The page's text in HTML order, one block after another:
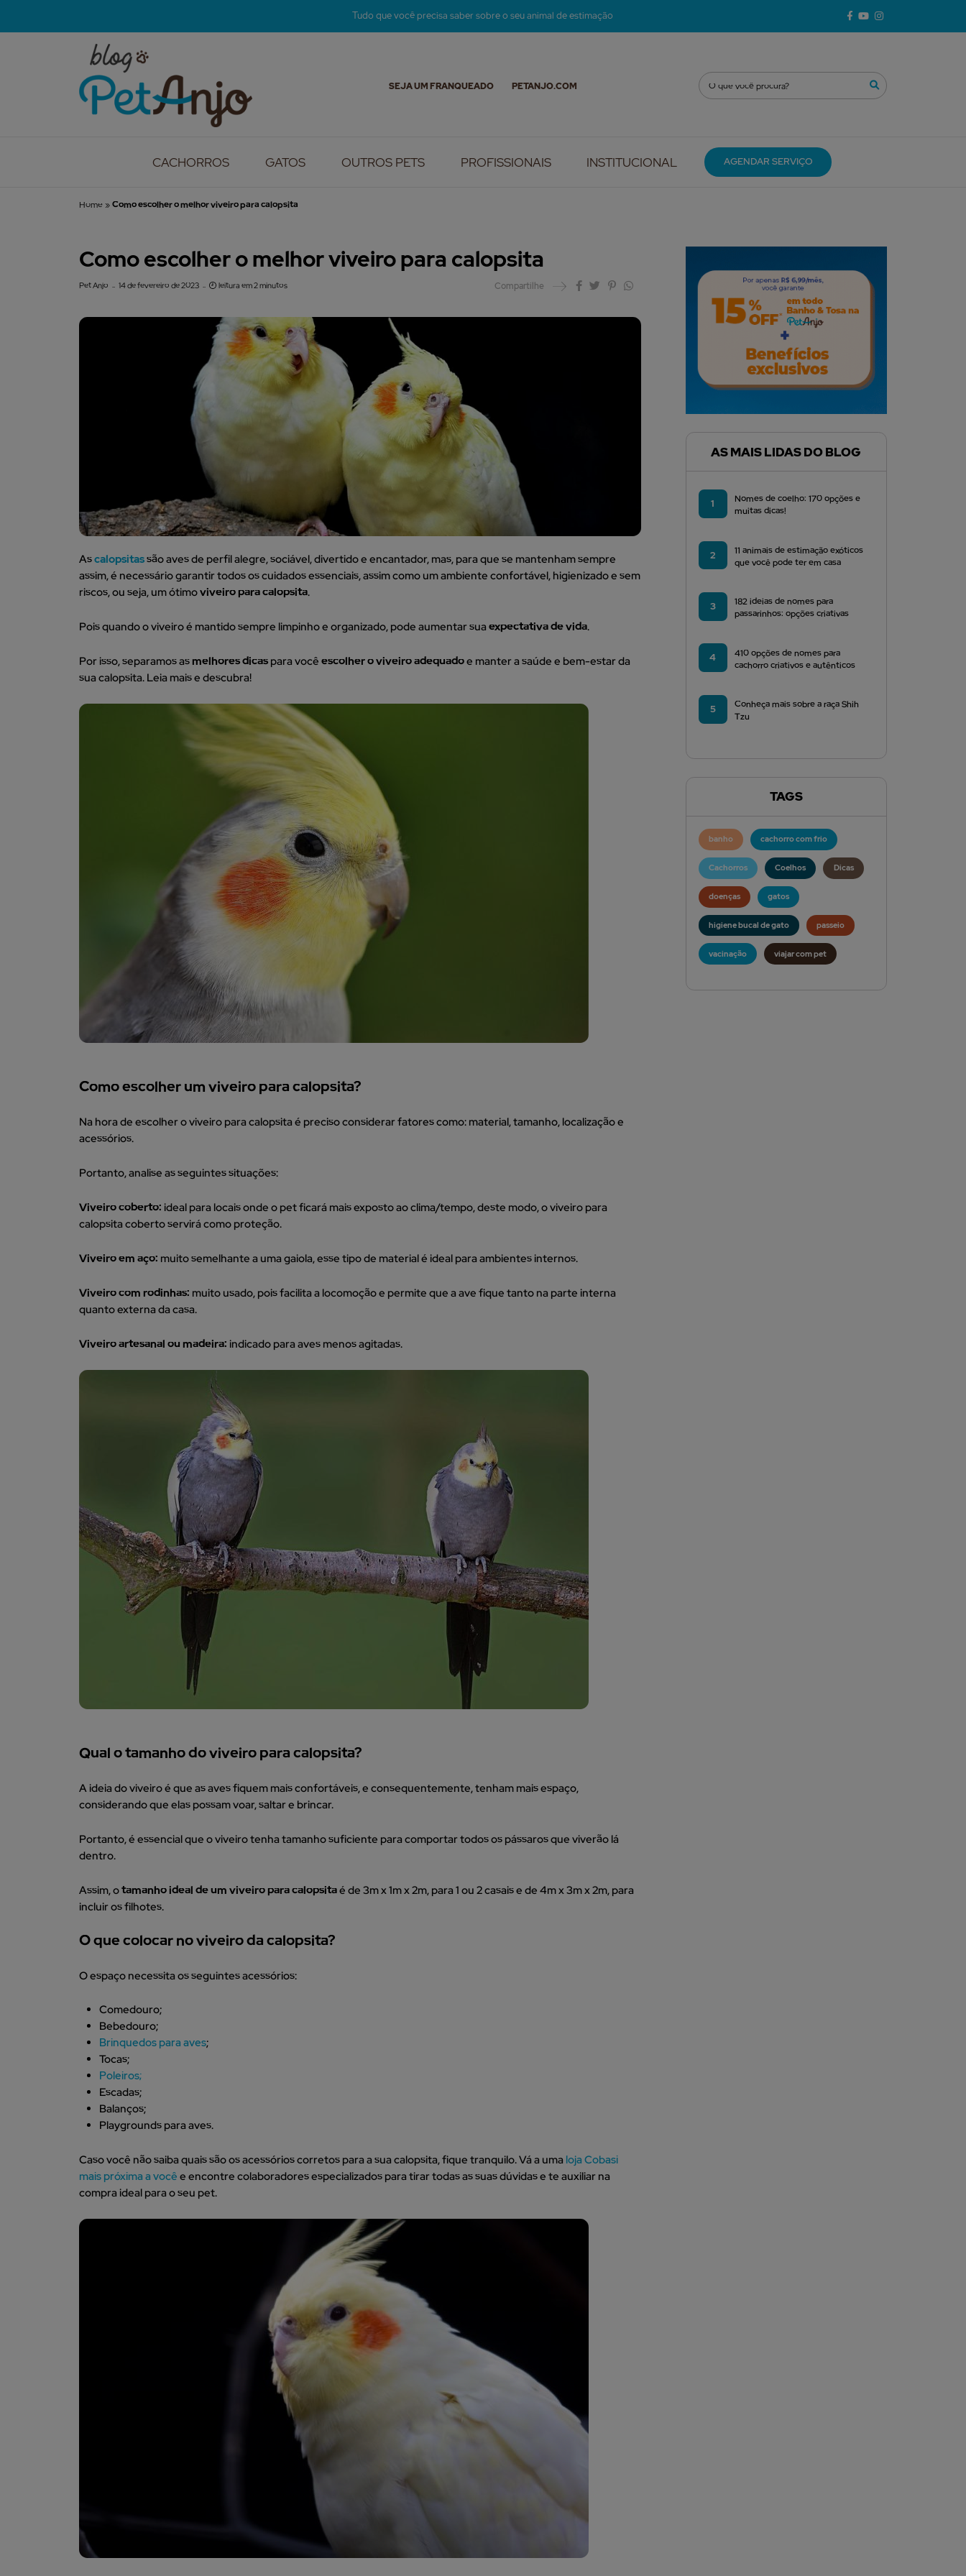
Tudo que você precisa saber sobre o seu animal de estimação
SEJA UM FRANQUEADO PETANJO.COM
CACHORROS GATOS OUTROS PETS PROFISSIONAIS INSTITUCIONAL AGENDAR SERVIÇO
Home »Como escolher o melhor viveiro para calopsita
Como escolher o melhor viveiro para calopsita
Pet Anjo 14 de fevereiro de 2023 leitura em 2 minutos Compartilhe
Ascalopsitassão aves de perfil alegre, sociável, divertido e encantador, mas, para que se mantenham sempre
assim, é necessário garantir todos os cuidados essenciais, assim como um ambiente confortável, higienizado e sem
riscos, ou seja, um ótimoviveiro para calopsita.
Pois quando o viveiro é mantido sempre limpinho e organizado, pode aumentar suaexpectativa de vida.
Por isso, separamos asmelhores dicas para vocêescolher o viveiro adequadoe manter a saúde e bem-estar da
sua calopsita. Leia mais e descubra!
Como escolher um viveiro para calopsita?
Na hora de escolher o viveiro para calopsita é preciso considerar fatores como: material, tamanho, localização e
acessórios.
Portanto, analise as seguintes situações:
Viveiro coberto: ideal para locais onde o pet ficará mais exposto ao clima/tempo, deste modo, o viveiro para
calopsita coberto servirá como proteção.
Viveiro em aço: muito semelhante a uma gaiola, esse tipo de material é ideal para ambientes internos.
Viveiro com rodinhas: muito usado, pois facilita a locomoção e permite que a ave fique tanto na parte interna
quanto externa da casa.
Viveiro artesanal ou madeira: indicado para aves menos agitadas.
Qual o tamanho do viveiro para calopsita?
A ideia do viveiro é que as aves fiquem mais confortáveis, e consequentemente, tenham mais espaço,
considerando que elas possam voar, saltar e brincar.
Portanto, é essencial que o viveiro tenha tamanho suficiente para comportar todos os pássaros que viverão lá
dentro.
Assim, otamanho ideal de um viveiro para calopsitaé de 3m x 1m x 2m, para 1 ou 2 casais e de 4m x 3m x 2m, para
incluir os filhotes.
O que colocar no viveiro da calopsita?
O espaço necessita os seguintes acessórios:
Comedouro;
Bebedouro;
Brinquedos para aves;
Tocas;
Poleiros;
Escadas;
Balanços;
Playgrounds para aves.
Caso você não saiba quais são os acessórios corretos para a sua calopsita, fique tranquilo. Vá a uma loja Cobasi
mais próxima a você e encontre colaboradores especializados para tirar todas as suas dúvidas e te auxiliar na
compra ideal para o seu pet.
AS MAIS LIDAS DO BLOG
1
Nomes de coelho: 170 opções e
muitas dicas!
2
11 animais de estimação exóticos
que você pode ter em casa
3
182 ideias de nomes para
passarinhos: opções criativas
4
410 opções de nomes para
cachorro criativos e autênticos
5
Conheça mais sobre a raça Shih
Tzu
TAGS
banho cachorro com frio
Cachorros Coelhos Dicas
doenças gatos
higiene bucal de gato passeio
vacinação viajar com pet